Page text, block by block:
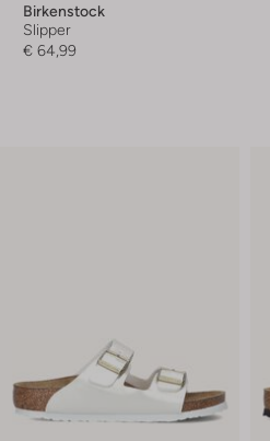
Birkenstock
Slipper
€ 64,99